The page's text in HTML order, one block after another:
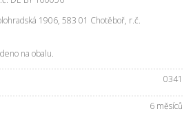
1906, 583 01 Chotěboř, r.č.
na obalu.
0341
6 měsíců